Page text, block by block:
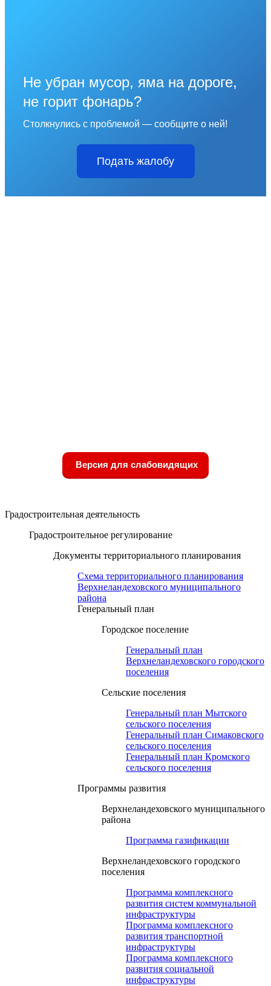
Не убран мусор, яма на дороге,
не горит фонарь?
Столкнулись с проблемой — сообщите о ней!
Подать жалобу
Версия для слабовидящих
Градостроительная деятельность
Градостроительное регулирование
Документы территориального планирования
Схема территориального планирования
Верхнеландеховского муниципального
района
Генеральный план
Городское поселение
Генеральный план
Верхнеландеховского городского
поселения
Сельские поселения
Генеральный план Мытского
сельского поселения
Генеральный план Симаковского
сельского поселения
Генеральный план Кромского
сельского поселения
Программы развития
Верхнеландеховского муниципального
района
Программа газификации
Верхнеландеховского городского
поселения
Программа комплексного
развития систем коммунальной
инфраструктуры
Программа комплексного
развития транспортной
инфраструктуры
Программа комплексного
развития социальной
инфраструктуры